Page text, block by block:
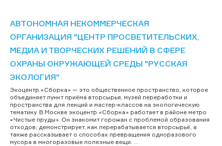
АВТОНОМНАЯ НЕКОММЕРЧЕСКАЯ
ОРГАНИЗАЦИЯ "ЦЕНТР ПРОСВЕТИТЕЛЬСКИХ,
МЕДИА И ТВОРЧЕСКИХ РЕШЕНИЙ В СФЕРЕ
ОХРАНЫ ОКРУЖАЮЩЕЙ СРЕДЫ "РУССКАЯ
ЭКОЛОГИЯ"
Экоцентр «Сборка» — это общественное пространство, которое
объединяет пункт приёма вторсырья, музей переработки и
пространства для лекций и мастер-классов на экологическую
тематику. В Москве экоцентр «Сборка» работает в районе метро
«Чистые пруды». Он знакомит горожан с проблемой образования
отходов, демонстрирует, как перерабатывается вторсырьё, а
также рассказывает о способах превращения одноразового
мусора в многоразовые полезные вещи. ...